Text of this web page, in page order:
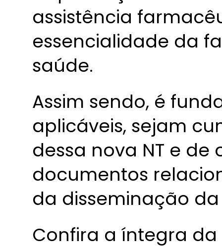
assistência
essencialidade da
saúde.
Assim sendo, é
aplicáveis, sejam
dessa nova NT e
documentos
da disseminação da
Confira a íntegra da